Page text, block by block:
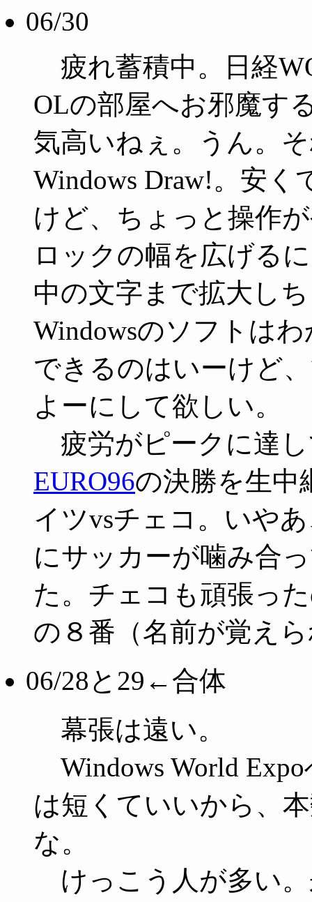
06/30
疲れ蓄積中。日経
OLの部屋へお邪魔す
気高いねぇ。うん。
Windows Draw!。安
けど、ちょっと操作
ロックの幅を広げる
中の文字まで拡大し
Windowsのソフトは
できるのはいーけど
よーにして欲しい。
疲労がピークに達
EURO96の決勝を生中
イツvsチェコ。いや
にサッカーが噛み合
た。チェコも頑張っ
の８番（名前が覚え
06/28と29←合体
幕張は遠い。
Windows World
は短くていいから、
な。
けっこう人が多い